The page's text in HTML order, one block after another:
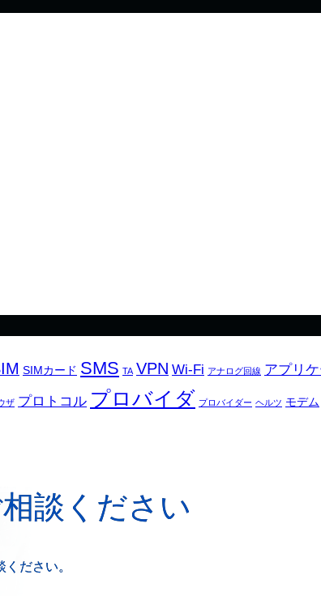
SIMカード SMS TA VPN Wi-Fi アナログ回線 アプリ
ザ プロトコル プロバイダ プロバイダー ヘルツ モデム
談ください
ださい。